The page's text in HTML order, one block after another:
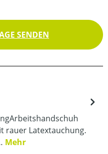
SENDEN
rauer Latextauchung.
Mehr